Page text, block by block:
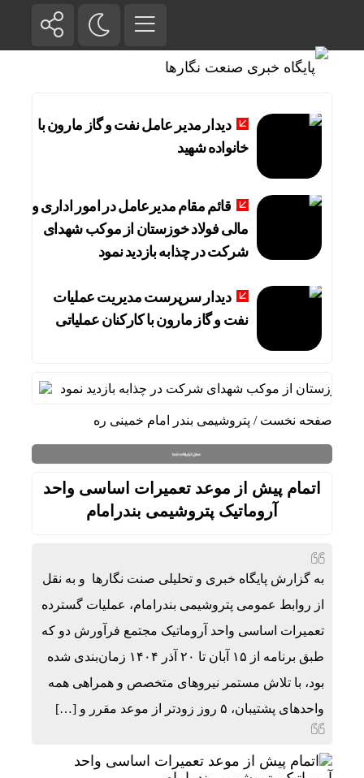
دیدار مدیر عامل نفت و گاز مارون با
خانواده شهید
قائم مقام مدیرعامل در امور اداری و
مالی فولاد خوزستان از موکب شهدای
شرکت در چذابه بازدید نمود
دیدار سرپرست مدیریت عملیات
نفت و گاز مارون با کارکنان عملیاتی
خوزستان از موکب شهدای شرکت در چذابه بازدید نمود دیدار
صفحه نخست / پتروشیمی بندر امام خمینی ره
اتمام پیش از موعد تعمیرات اساسی واحد
آروماتیک پتروشیمی بندرامام
به گزارش پایگاه خبری و تحلیلی صنت نگارها و به نقل
از روابط عمومی پتروشیمی بندرامام، عملیات گسترده
تعمیرات اساسی واحد آروماتیک مجتمع فرآورش دو که
طبق برنامه از ۱۵ آبان تا ۲۰ آذر ۱۴۰۴ زمان‌بندی شده
بود، با تلاش مستمر نیروهای متخصص و همراهی همه
واحدهای پشتیبان، ۵ روز زودتر از موعد مقرر و […]